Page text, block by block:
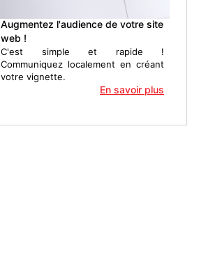
Augmentez l'audience de votre site
web !
C'est simple et rapide !
Communiquez localement en créant
votre vignette.
En savoir plus